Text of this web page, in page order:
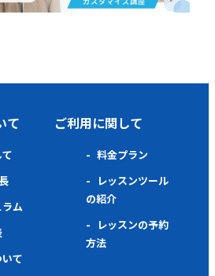
て
ム
て
ご利用に関して
料金プラン
レッスンツール
の紹介
レッスンの予約
方法